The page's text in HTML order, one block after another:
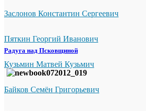
Заслонов Константин Сергеевич
Пяткин Георгий Иванович
Кузьмин Матвей Кузьмич
Байков Семён Григорьевич
Радуга над Псковщиной